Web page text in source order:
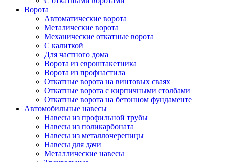
Ворота
Автоматические ворота
Металические ворота
Механические откатные ворота
С калиткой
Для частного дома
Ворота из евроштакетника
Ворота из профнастила
Откатные ворота на винтовых сваях
Откатные ворота с кирпичными столбами
Откатные ворота на бетонном фундаменте
Автомобильные навесы
Навесы из профильной трубы
Навесы из поликарбоната
Навесы из металлочерепицы
Навесы для дачи
Металлические навесы